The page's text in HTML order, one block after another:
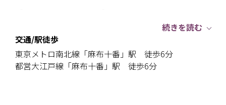
〇清水建設（株）施工
〇2011年12月築
〇内廊下設計
〇オートロック・宅配ロッカー有
続きを読む
交通/駅徒歩
東京メトロ南北線「麻布十番」駅 徒歩6分
都営大江戸線「麻布十番」駅 徒歩6分